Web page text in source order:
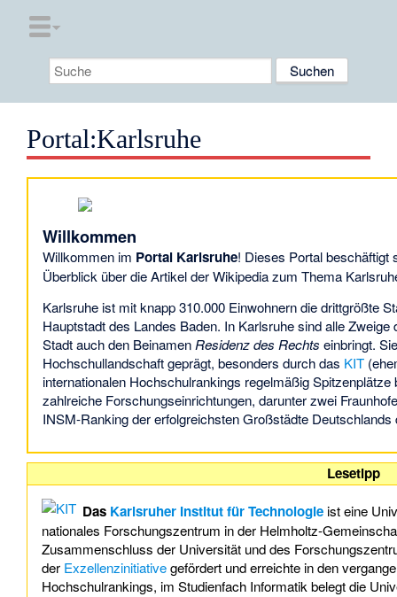
Portal:Karlsruhe
Willkommen
Willkommen im Portal Karlsruhe! Dieses Portalbeschäftigt
Überblick über die Artikel der Wikipedia zum Thema
Karlsruhe ist mit knapp 310.000 Einwohnern die drittgrößte
Hauptstadt des Landes Baden. In Karlsruhe sind alle
Stadt auch den Beinamen Residenz des Rechts einbringt.
Hochschullandschaft geprägt, besonders durch das KIT
internationalen Hochschulrankings regelmäßig
zahlreiche Forschungseinrichtungen, darunter zwei
INSM-Ranking der erfolgreichsten Großstädte
Lesetipp
Das Karlsruher Institut für Technologie ist eine
nationales Forschungszentrum in der Helmholtz-
Zusammenschluss der Universität und des
der Exzellenzinitiativegefördert und erreichte in den
Hochschulrankings, im Studienfach Informatik belegt die